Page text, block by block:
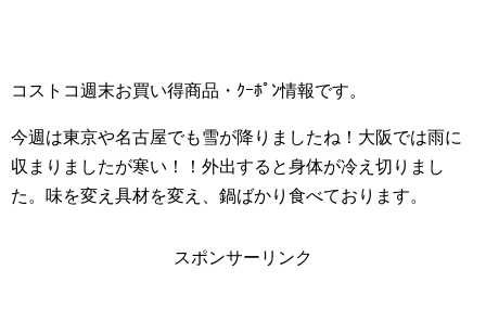
コストコ週末お買い得商品・ｸｰﾎﾟﾝ情報です。
今週は東京や名古屋でも雪が降りましたね！大阪では雨に
収まりましたが寒い！！外出すると身体が冷え切りまし
た。味を変え具材を変え、鍋ばかり食べております。
スポンサーリンク